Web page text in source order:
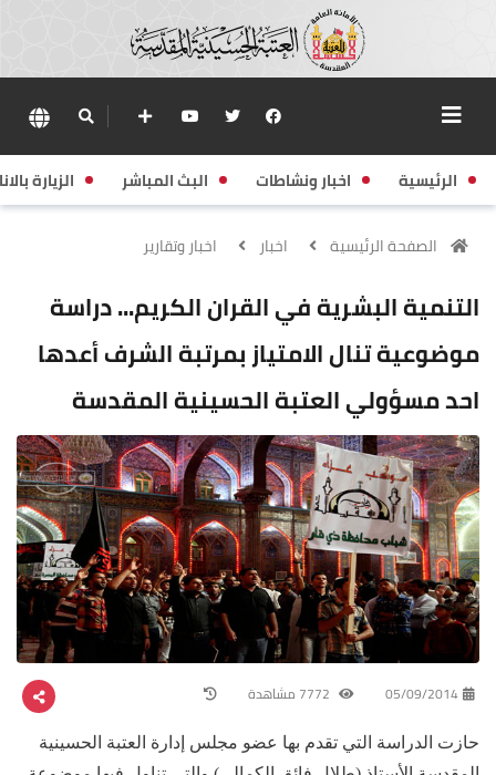
الرئيسية اخبار ونشاطات البث المباشر الزيارة
الصفحة الرئيسية اخبار اخبار وتقارير
التنمية البشرية في القران الكريم... دراسة
موضوعية تنال الامتياز بمرتبة الشرف أعدها
احد مسؤولي العتبة الحسينية المقدسة
05/09/2014
حازت الدراسة التي تقدم بها عضو مجلس إدارة العتبة الحسينية